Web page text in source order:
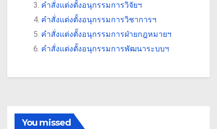
คำสั่งแต่งตั้งอนุกรรมการวิจัยฯ
คำสั่งแต่งตั้งอนุกรรมการวิชาการฯ
คำสั่งแต่งตั้งอนุกรรมการฝ่ายกฎหมายฯ
คำสั่งแต่งตั้งอนุกรรมการพัฒนาระบบฯ
You missed